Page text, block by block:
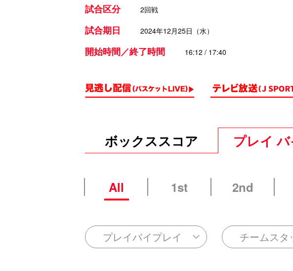
試合区分 2回戦
試合期日 2024年12月25日（水）
開始時間／終了時間 16:12 / 17:40
ボックススコア プレイ
All 1st 2nd
プレイバイプレイ チームスタ